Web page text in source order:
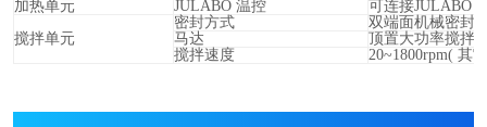
加热单元
JULABO 温控
可连接JULABO
搅拌单元
密封方式
双端面机械密封
马达
顶置大功率搅拌
搅拌速度
20~1800rpm( 其